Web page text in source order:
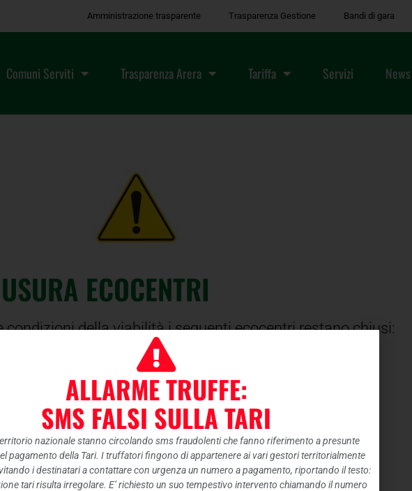
Amministrazione trasparente Trasparenza Gestione Bandi di gara
Comuni Serviti Trasparenza Arera Tariffa Servizi News
ECOCENTRI
della viabilità i seguenti ecocentri restano chiusi:
30/12 mattino;
30/12 pomeriggio.
rallentamenti nel servizio di raccolta previsto.
ALLARME TRUFFE:
SMS FALSI SULLA TARI
nazionale stanno circolando sms fraudolenti che fanno riferimento a presunte
pagamento della Tari. I truffatori fingono di appartenere ai vari gestori territorialmente
i destinatari a contattare con urgenza un numero a pagamento, riportando il testo:
tari risulta irregolare. E’ richiesto un suo tempestivo intervento chiamando il numero